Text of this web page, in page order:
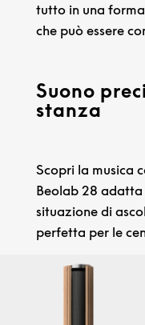
tutto in una
che può essere
Suono
stanza
Scopri la musica
Beolab 28 adatta
situazione di
perfetta per le